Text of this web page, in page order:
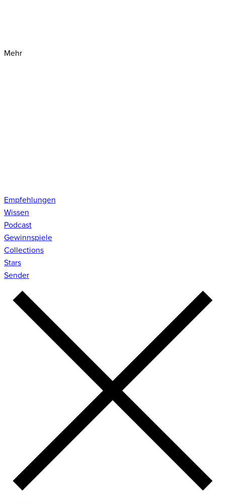
Mehr
Empfehlungen
Wissen
Podcast
Gewinnspiele
Collections
Stars
Sender